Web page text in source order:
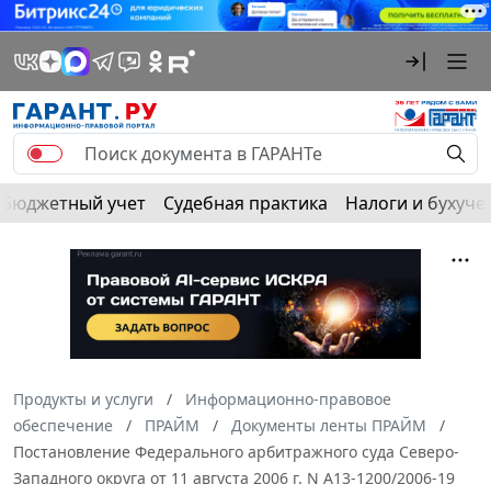
Бюджетный учет Судебная практика Налоги и
Продукты и услуги
Информационно-правовое
обеспечение
ПРАЙМ
Документы ленты ПРАЙМ
Постановление Федерального арбитражного суда Северо-
Западного округа от 11 августа 2006 г. N А13-1200/2006-19